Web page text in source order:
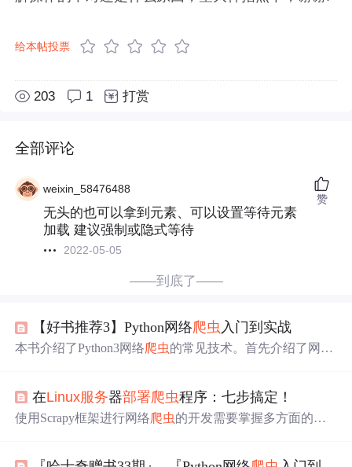
给本帖投票
203 1 打赏
全部评论
weixin_58476488
无头的也可以拿到元素、可以设置等待元素
加载 建议强制或隐式等待
2022-05-05
赞
——到底了——
【好书推荐3】Python网络爬虫 入门到实战
本书介绍了Python3网络爬虫的常见技术。首先介绍了网页
站的爬取和Scrapy爬虫框架，最后介绍了Linux基础，便于
读者自主部署编写好的爬虫脚本。本书所有代码和相关素
文。
在Linux服务器部署爬虫程序：七步搞定！
使用Scrapy框架进行网络爬虫的开发需要掌握多方面的技